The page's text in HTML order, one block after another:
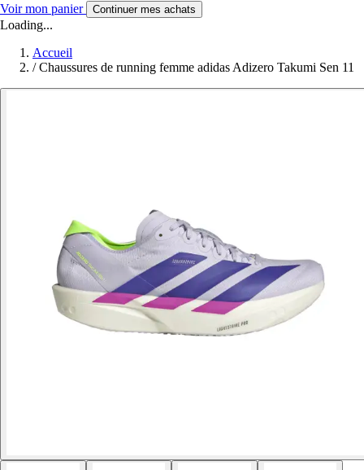
Voir mon panier Continuer mes achats
Loading...
Accueil
/ Chaussures de running femme adidas Adizero Takumi Sen 11